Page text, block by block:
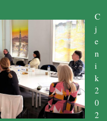
C
j
e
n
i
k
2
0
2